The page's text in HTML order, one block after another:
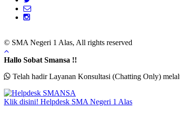
© SMA Negeri 1 Alas, All rights reserved
Hallo Sobat Smansa !!
Telah hadir Layanan Konsultasi (Chatting Only)
Klik disini! Helpdesk SMA Negeri 1 Alas